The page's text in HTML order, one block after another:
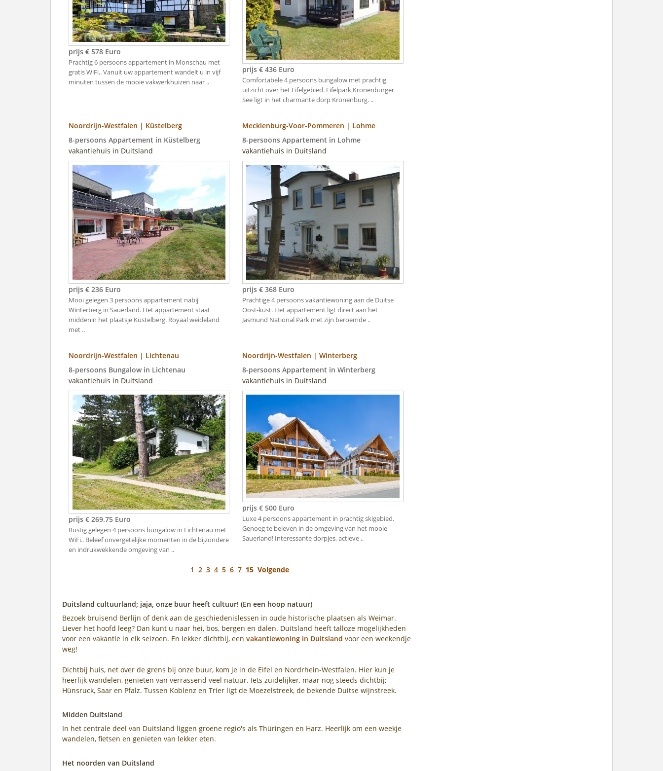
prijs € 578 Euro
Prachtig 6 persoons appartement in Monschau met
gratis WiFi.. Vanuit uw appartement wandelt u in vijf
minuten tussen de mooie vakwerkhuizen naar ..
prijs € 436 Euro
Comfortabele 4 persoons bungalow met prachtig
uitzicht over het Eifelgebied. Eifelpark Kronenburger
See ligt in het charmante dorp Kronenburg. ..
Noordrijn-Westfalen | Küstelberg
8-persoons Appartement in Küstelberg
vakantiehuis in Duitsland
prijs € 236 Euro
Mooi gelegen 3 persoons appartement nabij
Winterberg in Sauerland. Het appartement staat
middenin het plaatsje Küstelberg. Royaal weideland
met ..
Mecklenburg-Voor-Pommeren | Lohme
8-persoons Appartement in Lohme
vakantiehuis in Duitsland
prijs € 368 Euro
Prachtige 4 persoons vakantiewoning aan de Duitse
Oost-kust. Het appartement ligt direct aan het
Jasmund National Park met zijn beroemde ..
Noordrijn-Westfalen | Lichtenau
8-persoons Bungalow in Lichtenau
vakantiehuis in Duitsland
prijs € 269.75 Euro
Rustig gelegen 4 persoons bungalow in Lichtenau met
WiFi.. Beleef onvergetelijke momenten in de bijzondere
en indrukwekkende omgeving van ..
Noordrijn-Westfalen | Winterberg
8-persoons Appartement in Winterberg
vakantiehuis in Duitsland
prijs € 500 Euro
Luxe 4 persoons appartement in prachtig skigebied.
Genoeg te beleven in de omgeving van het mooie
Sauerland! Interessante dorpjes, actieve ..
1 2 3 4 5 6 7 15 Volgende
Duitsland cultuurland; jaja, onze buur heeft cultuur! (En een hoop natuur)
Bezoek bruisend Berlijn of denk aan de geschiedenislessen in oude historische plaatsen als Weimar.
Liever het hoofd leeg? Dan kunt u naar hei, bos, bergen en dalen. Duitsland heeft talloze mogelijkheden
voor een vakantie in elk seizoen. En lekker dichtbij, een vakantiewoning in Duitsland voor een weekendje
weg!
Dichtbij huis, net over de grens bij onze buur, kom je in de Eifel en Nordrhein-Westfalen. Hier kun je
heerlijk wandelen, genieten van verrassend veel natuur. Iets zuidelijker, maar nog steeds dichtbij;
Hünsruck, Saar en Pfalz. Tussen Koblenz en Trier ligt de Moezelstreek, de bekende Duitse wijnstreek.
Midden Duitsland
In het centrale deel van Duitsland liggen groene regio's als Thüringen en Harz. Heerlijk om een weekje
wandelen, fietsen en genieten van lekker eten.
Het noorden van Duitsland